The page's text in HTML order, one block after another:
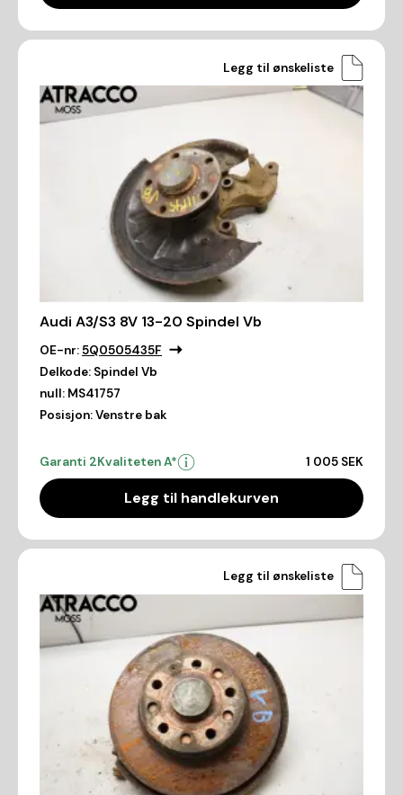
Legg til ønskeliste
Audi A3/S3 8V 13-20 Spindel Vb
OE-nr:5Q0505435F
Delkode: Spindel Vb
null: MS41757
Posisjon:Venstre bak
Garanti 2Kvaliteten A* 1 005 SEK
Legg til handlekurven
Legg til ønskeliste